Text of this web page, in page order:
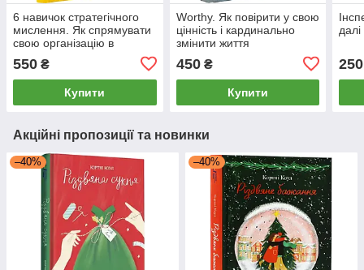
6 навичок стратегічного
мислення. Як спрямувати
свою організацію в
550 ₴
Купити
Worthy. Як повірити у свою
цінність і кардинально
змінити життя
450₴
Купити
250
Акційні пропозиції та новинки
–40% –40%